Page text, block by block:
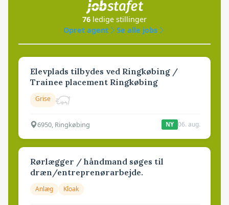
76 ledige stillinger
Opret agent
Se alle jobs
Elevplads tilbydes ved Ringkøbing /
Trainee placement Ringkøbing
Grise
6950, Ringkøbing NY 06. aug.
Rørlægger / håndmand søges til
dræn/entreprenørarbejde.
Anlæg Kloak